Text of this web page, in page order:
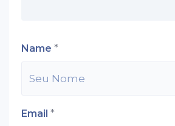
Name *
Email *